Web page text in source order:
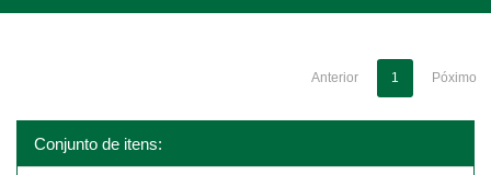
Anterior 1 Póximo
Conjunto de itens: